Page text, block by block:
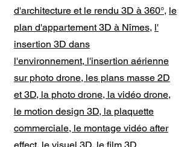
d'architecture et le rendu 3D à 360°, le
plan d'appartement 3D à Nîmes, l'
insertion 3D dans
l'environnement, l'insertion aérienne
sur photo drone, les plans masse 2D
et 3D, la photo drone, la vidéo drone,
le motion design 3D, la plaquette
commerciale, le montage vidéo after